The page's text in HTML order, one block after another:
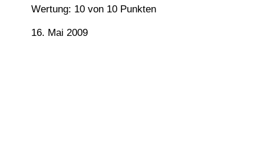
Wertung: 10 von 10 Punkten
16. Mai 2009